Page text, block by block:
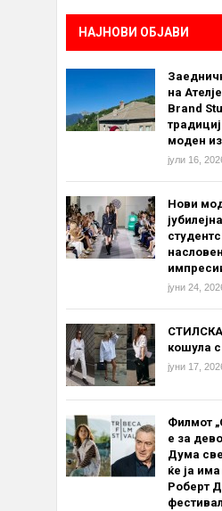
НАЈНОВИ ОБЈАВИ
на
Brand
моден
јули 16,
Нови
јуни 24,
кошула
јуни 17,
Филмот
е за
Дума
ќе ја
Роберт